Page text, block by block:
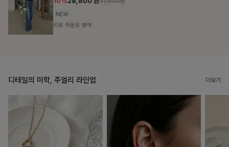
16,900
디테일의 미학, 주얼리 라인업 더보기